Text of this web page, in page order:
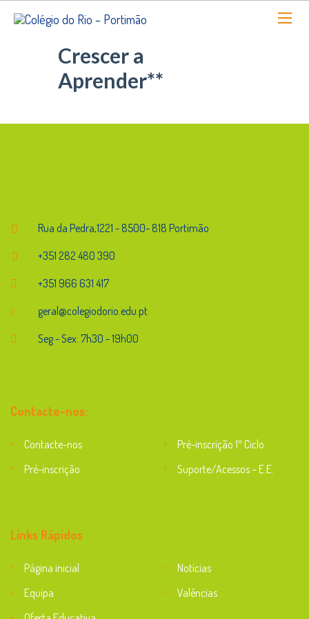
Crescer a
Aprender**
Rua da Pedra,1221 - 8500- 818 Portimão
+351 282 480 390
+351 966 631 417
geral@colegiodorio.edu.pt
Seg - Sex: 7h30 - 19h00
Contacte-nos:
Contacte-nos
Pré-inscrição 1º Ciclo
Pré-inscrição
Suporte/Acessos – E.E.
Links Rápidos
Página inicial
Notícias
Equipa
Valências